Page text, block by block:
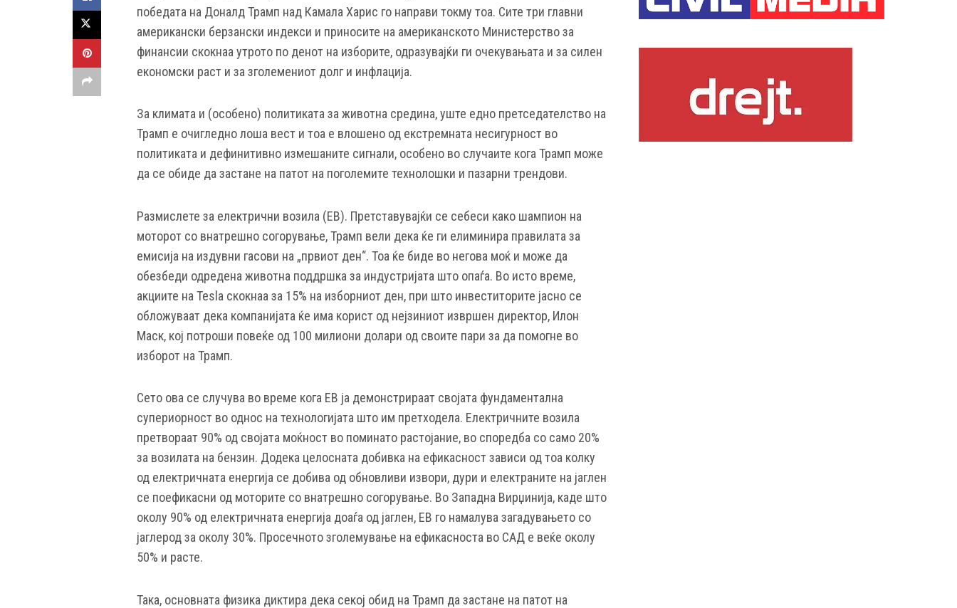
победата на Доналд Трамп над Камала Харис го направи токму тоа. Сите три главни
американски берзански индекси и приносите на американското Министерство за
финансии скокнаа утрото по денот на изборите, одразувајќи ги очекувањата и за силен
економски раст и за зголемениот долг и инфлација.
За климата и (особено) политиката за животна средина, уште едно претседателство на
Трамп е очигледно лоша вест и тоа е влошено од екстремната несигурност во
политиката и дефинитивно измешаните сигнали, особено во случаите кога Трамп може
да се обиде да застане на патот на поголемите технолошки и пазарни трендови.
Размислете за електрични возила (ЕВ). Претставувајќи се себеси како шампион на
моторот со внатрешно согорување, Трамп вели дека ќе ги елиминира правилата за
емисија на издувни гасови на „првиот ден“. Тоа ќе биде во негова моќ и може да
обезбеди одредена животна поддршка за индустријата што опаѓа. Во исто време,
акциите на Tesla скокнаа за 15% на изборниот ден, при што инвеститорите јасно се
обложуваат дека компанијата ќе има корист од нејзиниот извршен директор, Илон
Маск, кој потроши повеќе од 100 милиони долари од своите пари за да помогне во
изборот на Трамп.
Сето ова се случува во време кога ЕВ ја демонстрираат својата фундаментална
супериорност во однос на технологијата што им претходела. Електричните возила
претвораат 90% од својата моќност во поминато растојание, во споредба со само 20%
за возилата на бензин. Додека целосната добивка на ефикасност зависи од тоа колку
од електричната енергија се добива од обновливи извори, дури и електраните на јаглен
се поефикасни од моторите со внатрешно согорување. Во Западна Вирџинија, каде што
околу 90% од електричната енергија доаѓа од јаглен, ЕВ го намалува загадувањето со
јаглерод за околу 30%. Просечното зголемување на ефикасноста во САД е веќе околу
50% и расте.
Така, основната физика диктира дека секој обид на Трамп да застане на патот на